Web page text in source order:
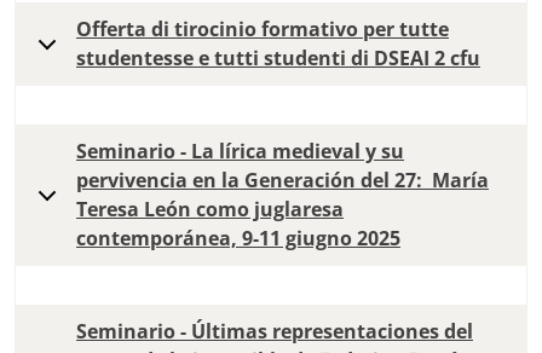
Offerta di tirocinio formativo per tutte
studentesse e tutti studenti di DSEAI 2 cfu
Seminario - La lírica medieval y su
pervivencia en la Generación del 27: María
Teresa León como juglaresa
contemporánea, 9-11 giugno 2025
Seminario - Últimas representaciones del